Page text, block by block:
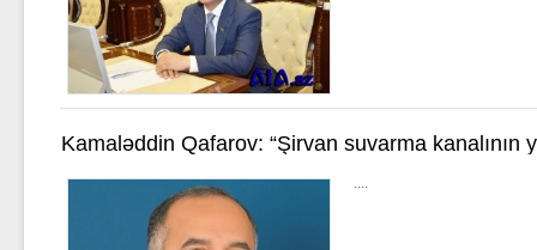
Kamaləddin Qafarov: “Şirvan suvarma kanalının
aqrar sektoru inkişaf etdirəcək”
....